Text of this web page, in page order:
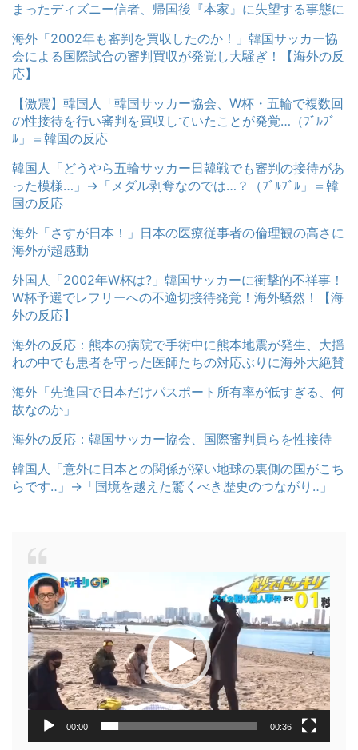
まったディズニー信者、帰国後『本家』に失望する事態に
海外「2002年も審判を買収したのか！」韓国サッカー協
会による国際試合の審判買収が発覚し大騒ぎ！【海外の反
応】
【激震】韓国人「韓国サッカー協会、W杯・五輪で複数回
の性接待を行い審判を買収していたことが発覚…（ﾌﾞﾙﾌﾞ
ﾙ」＝韓国の反応
韓国人「どうやら五輪サッカー日韓戦でも審判の接待があ
った模様…」→「メダル剥奪なのでは…？（ﾌﾞﾙﾌﾞﾙ」＝韓
国の反応
海外「さすが日本！」日本の医療従事者の倫理観の高さに
海外が超感動
外国人「2002年W杯は?」韓国サッカーに衝撃的不祥事！
W杯予選でレフリーへの不適切接待発覚！海外騒然！【海
外の反応】
海外の反応：熊本の病院で手術中に熊本地震が発生、大揺
れの中でも患者を守った医師たちの対応ぶりに海外大絶賛
海外「先進国で日本だけパスポート所有率が低すぎる、何
故なのか」
海外の反応：韓国サッカー協会、国際審判員らを性接待
韓国人「意外に日本との関係が深い地球の裏側の国がこち
らです‥」→「国境を越えた驚くべき歴史のつながり‥」
動
画
プ
レ
ー
ヤ
00:00 00:36